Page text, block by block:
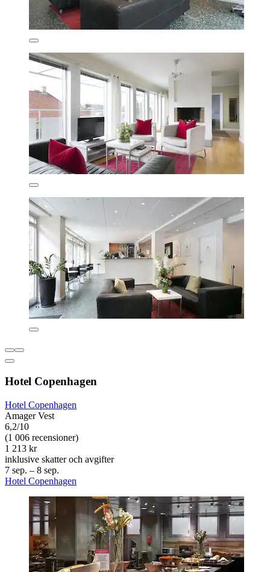
Hotel Copenhagen
Hotel Copenhagen
Amager Vest
6,2/10
(1 006 recensioner)
1 213 kr
inklusive skatter och avgifter
7 sep. – 8 sep.
Hotel Copenhagen